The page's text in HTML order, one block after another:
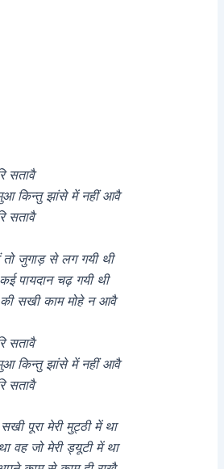
सतावै
किन्तु झांसे में नहीं आवै
सतावै
तो जुगाड़ से लग गयी थी
पायदान चढ़ गयी थी
सखी काम मोहे न आवै
सतावै
किन्तु झांसे में नहीं आवै
सतावै
पूरा मेरी मुट्ठी में था
वह जो मेरी ड्यूटी में था